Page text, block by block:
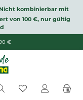
Nicht kombinierbar mit
von 100 €, nur gültig
€
Du hast 0